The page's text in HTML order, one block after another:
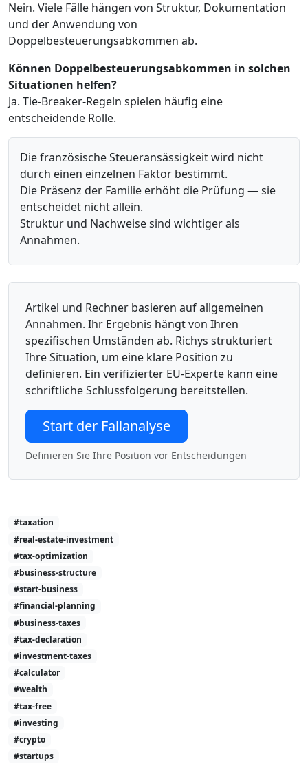
Nein. Viele Fälle hängen von Struktur, Dokumentation
und der Anwendung von
Doppelbesteuerungsabkommen ab.
Können Doppelbesteuerungsabkommen in solchen
Situationen helfen?
Ja. Tie-Breaker-Regeln spielen häufig eine
entscheidende Rolle.
Die französische Steueransässigkeit wird nicht
durch einen einzelnen Faktor bestimmt.
Die Präsenz der Familie erhöht die Prüfung — sie
entscheidet nicht allein.
Struktur und Nachweise sind wichtiger als
Annahmen.
Artikel und Rechner basieren auf allgemeinen
Annahmen. Ihr Ergebnis hängt von Ihren
spezifischen Umständen ab. Richys strukturiert
Ihre Situation, um eine klare Position zu
definieren. Ein verifizierter EU-Experte kann eine
schriftliche Schlussfolgerung bereitstellen.
Start der Fallanalyse
Definieren Sie Ihre Position vor Entscheidungen
#taxation
#real-estate-investment
#tax-optimization
#business-structure
#start-business
#financial-planning
#business-taxes
#tax-declaration
#investment-taxes
#calculator
#wealth
#tax-free
#investing
#crypto
#startups